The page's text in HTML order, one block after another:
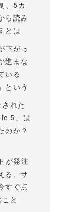
、6カ
ら読み
とは
下がっ
進まな
いる
という
れた
5」は
のか？
が発注
る、サ
すぐ点
と